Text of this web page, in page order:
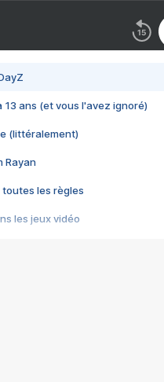
13 ans (et vous l'avez ignoré)
(littéralement)
Rayan
toutes les règles
les jeux vidéo